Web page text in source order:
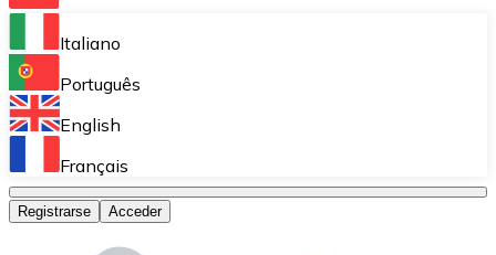
Bitnovo Ramp
Integra nuestra solución en tu plataforma.
Bitnovo Giftcards
Bitnovo OTC
Italiano
Português
English
Français
Registrarse Acceder